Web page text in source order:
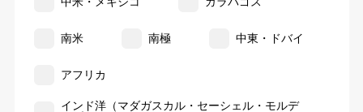
南米 南極 中東・ドバイ
アフリカ
インド洋（マダガスカル・セーシェル・モルデ